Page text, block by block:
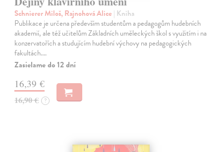
Schnierer Miloš, Rajnohová Alice | Kniha
Publikace je určena především studentům a pedagogům hudebních
akademií, ale též učitelům Základních uměleckých škol s využitím i na
konzervatořích a studujícím hudební výchovy na pedagogických
fakultách.…
Zasielame do 12 dní
16,39 €
16,90 € ?